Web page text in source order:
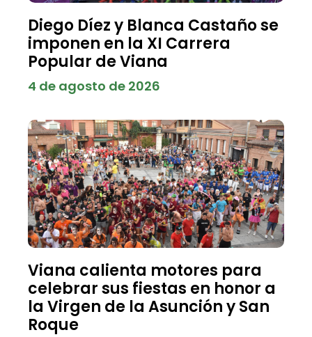
Diego Díez y Blanca Castaño se
imponen en la XI Carrera
Popular de Viana
4 de agosto de 2026
Viana calienta motores para
celebrar sus fiestas en honor a
la Virgen de la Asunción y San
Roque